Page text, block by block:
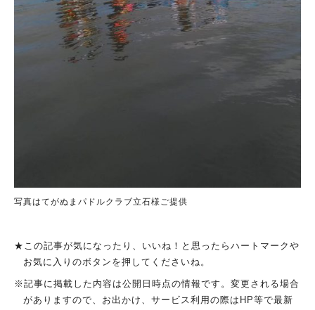
写真はてがぬまパドルクラブ立石様ご提供
★この記事が気になったり、いいね！と思ったらハートマークや
お気に入りのボタンを押してくださいね。
※記事に掲載した内容は公開日時点の情報です。変更される場合
がありますので、お出かけ、サービス利用の際はHP等で最新